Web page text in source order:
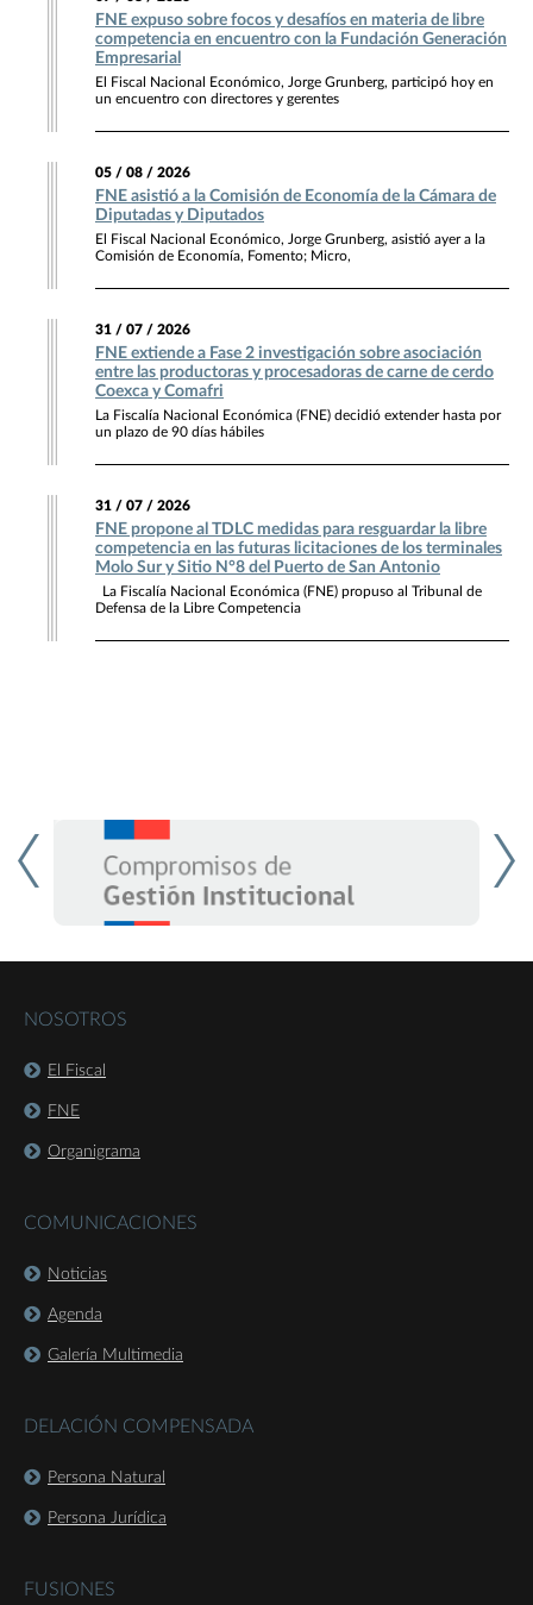
FNE expuso sobre focos y desafíos en materia de libre
competencia en encuentro con la Fundación Generación
Empresarial
El Fiscal Nacional Económico, Jorge Grunberg, participó hoy en
un encuentro con directores y gerentes
05 / 08 / 2026
FNE asistió a la Comisión de Economía de la Cámara de
Diputadas y Diputados
El Fiscal Nacional Económico, Jorge Grunberg, asistió ayer a la
Comisión de Economía, Fomento; Micro,
31 / 07 / 2026
FNE extiende a Fase 2 investigación sobre asociación
entre las productoras y procesadoras de carne de cerdo
Coexca y Comafri
La Fiscalía Nacional Económica (FNE) decidió extender hasta por
un plazo de 90 días hábiles
31 / 07 / 2026
FNE propone al TDLC medidas para resguardar la libre
competencia en las futuras licitaciones de los terminales
Molo Sur y Sitio N°8 del Puerto de San Antonio
La Fiscalía Nacional Económica (FNE) propuso al Tribunal de
Defensa de la Libre Competencia
NOSOTROS
El Fiscal
FNE
Organigrama
COMUNICACIONES
Noticias
Agenda
Galería Multimedia
DELACIÓN COMPENSADA
Persona Natural
Persona Jurídica
FUSIONES